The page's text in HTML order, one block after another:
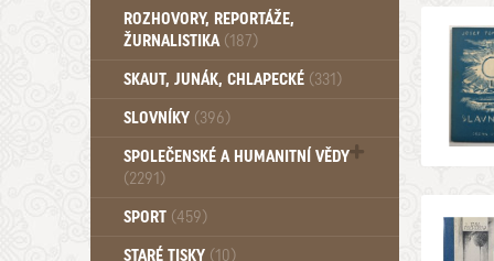
UFO (14)
ROZHOVORY, REPORTÁŽE,
ŽURNALISTIKA (187)
SKAUT, JUNÁK, CHLAPECKÉ (331)
SLOVNÍKY (396)
SPOLEČENSKÉ A HUMANITNÍ VĚDY
(2291)
Pedagogika (191)
SPORT (459)
STARÉ TISKY (10)